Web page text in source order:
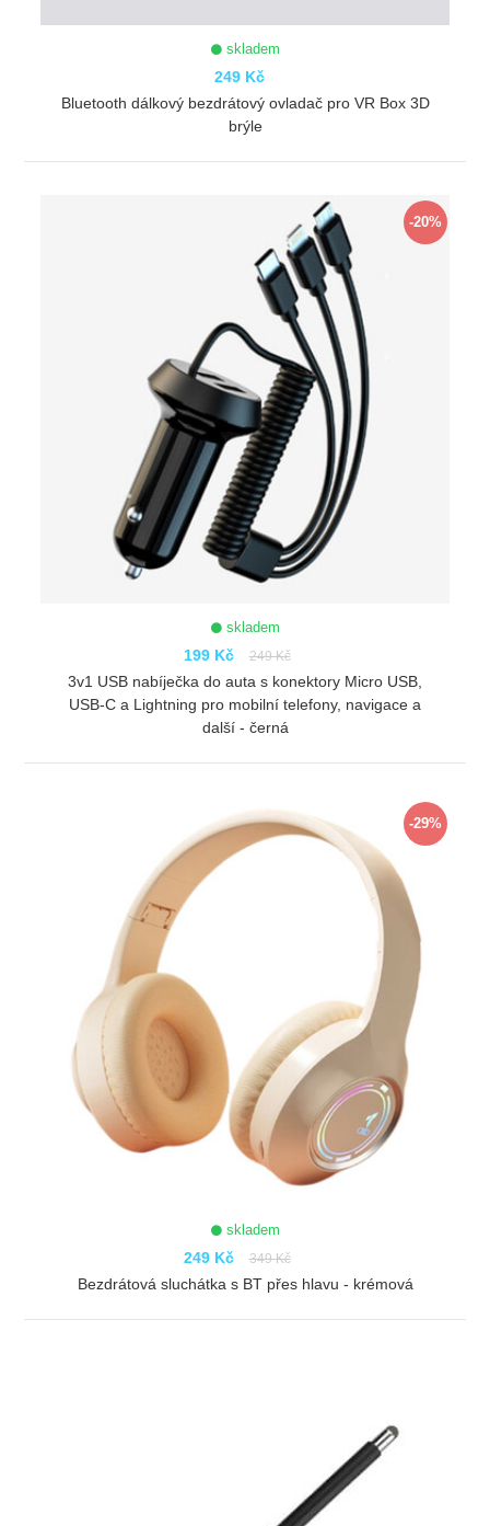
skladem
249 Kč
Bluetooth dálkový bezdrátový ovladač pro VR Box 3D
brýle
-20%
skladem
199 Kč 249 Kč
3v1 USB nabíječka do auta s konektory Micro USB,
USB-C a Lightning pro mobilní telefony, navigace a
další - černá
-29%
skladem
249 Kč 349 Kč
Bezdrátová sluchátka s BT přes hlavu - krémová